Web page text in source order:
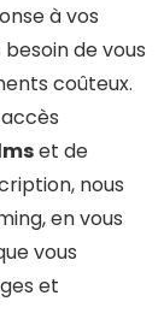
à vos
de vous
coûteux.
et de
nous
en vous
vous
et